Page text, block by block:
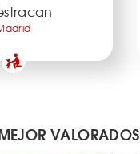
VALORADOS